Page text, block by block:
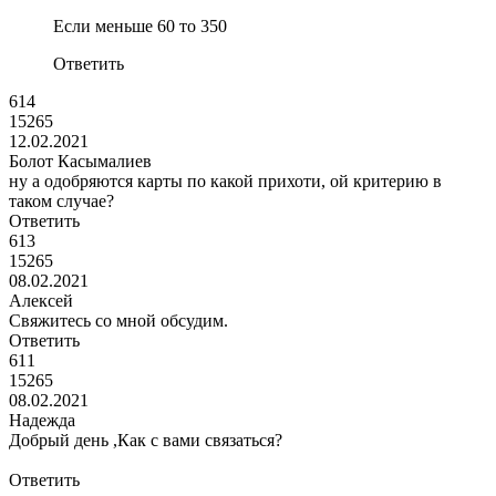
Если меньше 60 то 350
Ответить
614
15265
12.02.2021
Болот Касымалиев
ну а одобряются карты по какой прихоти, ой критерию в
таком случае?
Ответить
613
15265
08.02.2021
Алексей
Свяжитесь со мной обсудим.
Ответить
611
15265
08.02.2021
Надежда
Добрый день ,Как с вами связаться?
Ответить